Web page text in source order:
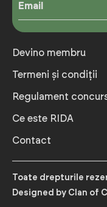
Email
Devino membru
Termeni și condiții
Regulament
Ce este RIDA
Contact
Toate drepturile
Designed by Clan of